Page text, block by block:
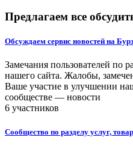
Предлагаем все
Обсуждаем сервис новостей на
Замечания пользователей по
нашего сайта. Жалобы,
Ваше участие в улучшении
сообществе — новости
6 участников
Сообщество по разделу услуг,